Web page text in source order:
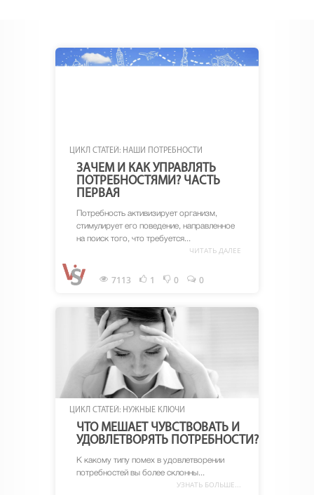
ЦИКЛ СТАТЕЙ: НАШИ ПОТРЕБНОСТИ
ЗАЧЕМ И КАК УПРАВЛЯТЬ
ПОТРЕБНОСТЯМИ? ЧАСТЬ
ПЕРВАЯ
Потребность активизирует организм,
стимулирует его поведение, направленное
на поиск того, что требуется...
ЧИТАТЬ ДАЛЕЕ
7113 1 0 0
ЦИКЛ СТАТЕЙ: НУЖНЫЕ КЛЮЧИ
ЧТО МЕШАЕТ ЧУВСТВОВАТЬ И
УДОВЛЕТВОРЯТЬ ПОТРЕБНОСТИ?
К какому типу помех в удовлетворении
потребностей вы более склонны...
УЗНАТЬ БОЛЬШЕ...